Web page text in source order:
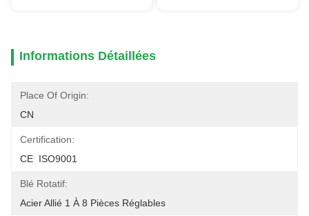
Informations Détaillées
Place Of Origin:
CN
Certification:
CE  ISO9001
Blé Rotatif:
Acier Allié 1 À 8 Pièces Réglables